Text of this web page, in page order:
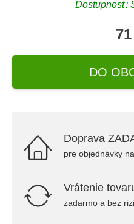
Dostupnosť:
DO
Doprava
pre objednávky
Vrátenie
zadarmo a bez